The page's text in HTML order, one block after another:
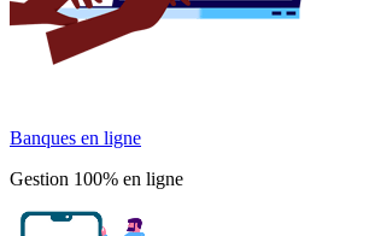
Banques en ligne
Gestion 100% en ligne